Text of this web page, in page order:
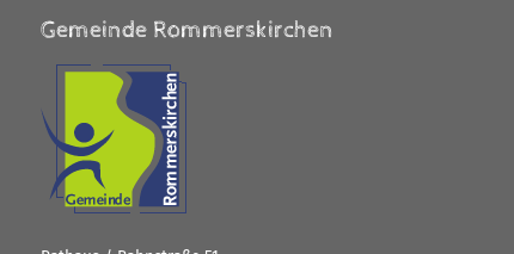
Gemeinde Rommerskirchen